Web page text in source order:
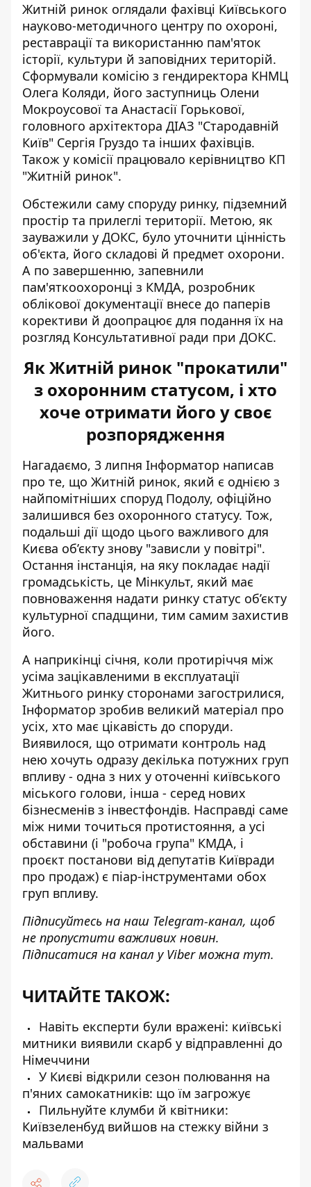
Житній ринок оглядали фахівці Київського
науково-методичного центру по охороні,
реставрації та використанню пам'яток
історії, культури й заповідних територій.
Сформували комісію з гендиректора КНМЦ
Олега Коляди, його заступниць Олени
Мокроусової та Анастасії Горькової,
головного архітектора ДІАЗ "Стародавній
Київ" Сергія Груздо та інших фахівців.
Також у комісії працювало керівництво КП
"Житній ринок".
Обстежили саму споруду ринку, підземний
простір та прилеглі території. Метою, як
зауважили у ДОКС, було уточнити цінність
об'єкта, його складові й предмет охорони.
А по завершенню, запевнили
пам'яткоохоронці з КМДА, розробник
облікової документації внесе до паперів
корективи й доопрацює для подання їх на
розгляд Консультативної ради при ДОКС.
Як Житній ринок "прокатили"
з охоронним статусом, і хто
хоче отримати його у своє
розпорядження
Нагадаємо, 3 липня Інформатор написав
про те, що Житній ринок, який є однією з
найпомітніших споруд Подолу, офіційно
залишився без охоронного статусу. Тож,
подальші дії щодо цього важливого для
Києва об’єкту знову "зависли у повітрі".
Остання інстанція, на яку покладає надії
громадськість, це Мінкульт, який має
повноваження надати ринку статус об’єкту
культурної спадщини, тим самим захистив
його.
А наприкінці січня, коли протиріччя між
усіма зацікавленими в експлуатації
Житнього ринку сторонами загострилися,
Інформатор зробив великий матеріал про
усіх, хто має цікавість до споруди.
Виявилося, що отримати контроль над
нею хочуть одразу декілька потужних груп
впливу - одна з них у оточенні київського
міського голови, інша - серед нових
бізнесменів з інвестфондів. Насправді саме
між ними точиться протистояння, а усі
обставини (і "робоча група" КМДА, і
проєкт постанови від депутатів Київради
про продаж) є піар-інструментами обох
груп впливу.
Підписуйтесь на наш Telegram-канал, щоб
не пропустити важливих новин.
Підписатися на канал у Viber можна тут.
ЧИТАЙТЕ ТАКОЖ:
Навіть експерти були вражені: київські
митники виявили скарб у відправленні до
Німеччини
У Києві відкрили сезон полювання на
п'яних самокатників: що їм загрожує
Пильнуйте клумби й квітники:
Київзеленбуд вийшов на стежку війни з
мальвами